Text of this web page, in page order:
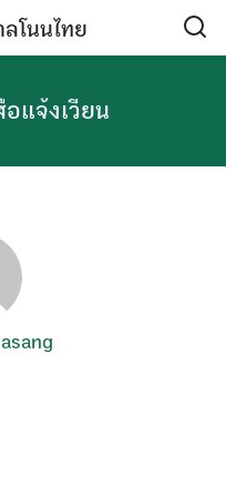
โนนไทย
แจ้งเวียน